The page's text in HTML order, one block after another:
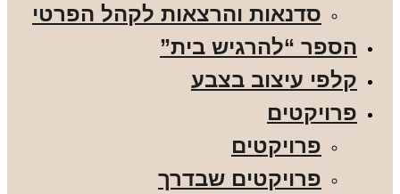
סדנאות והרצאות לקהל הפרטי
הספר “להרגיש בית”
קלפי עיצוב בצבע
פרויקטים
פרויקטים
פרויקטים שבדרך